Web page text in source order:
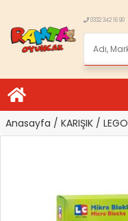
0332 342 16 90
Anasayfa / KARIŞIK / LEGO